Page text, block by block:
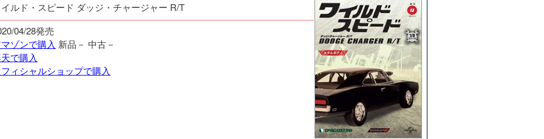
ルド・スピード ダッジ・チャージャー R/T
04/28発売
ゾンで購入 新品－ 中古－
で購入
ィシャルショップで購入